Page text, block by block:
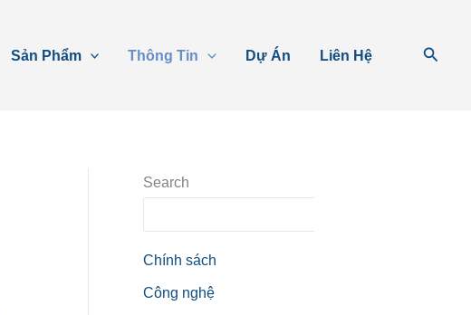
Sản Phẩm Thông Tin Dự Án Liên Hệ
Tìm
Search
Chính sách
Công nghệ